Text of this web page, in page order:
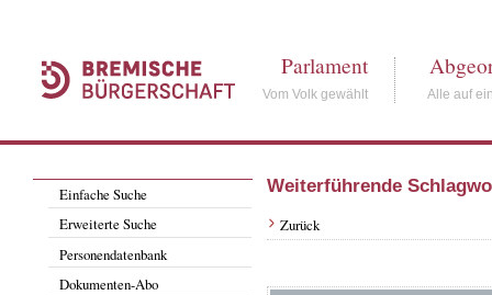
Parlament
Vom Volk gewählt Alle auf
Einfache Suche
Erweiterte Suche
Personendatenbank
Dokumenten-Abo
Weiterführende
Zurück